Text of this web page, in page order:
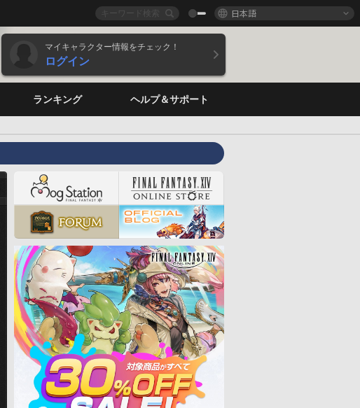
日本語
マイキャラクター情報をチェック！
ログイン
ランキング ヘルプ＆サポート